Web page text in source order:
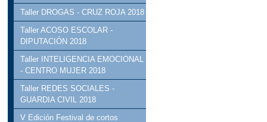
Taller DROGAS - CRUZ ROJA 2018
Taller ACOSO ESCOLAR -
DIPUTACIÓN 2018
Taller INTELIGENCIA EMOCIONAL
- CENTRO MUJER 2018
Taller REDES SOCIALES -
GUARDIA CIVIL 2018
V Edición Festival de cortos